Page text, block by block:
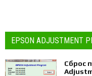
EPSON ADJUSTMENT
Сброс